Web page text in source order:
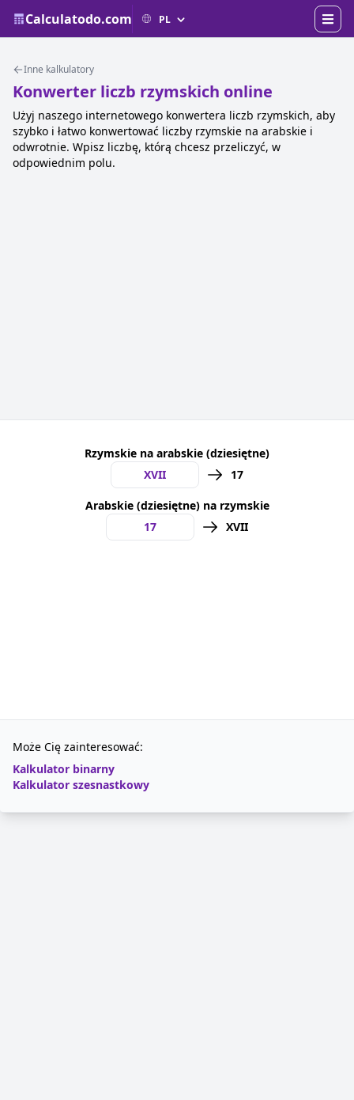
Calculatodo.com
Inne kalkulatory
Konwerter liczb rzymskich online
Użyj naszego internetowego konwertera liczb rzymskich, aby
szybko i łatwo konwertować liczby rzymskie na arabskie i
odwrotnie. Wpisz liczbę, którą chcesz przeliczyć, w
odpowiednim polu.
Rzymskie na arabskie (dziesiętne)
17
Arabskie (dziesiętne) na rzymskie
XVII
Może Cię zainteresować:
Kalkulator binarny
Kalkulator szesnastkowy